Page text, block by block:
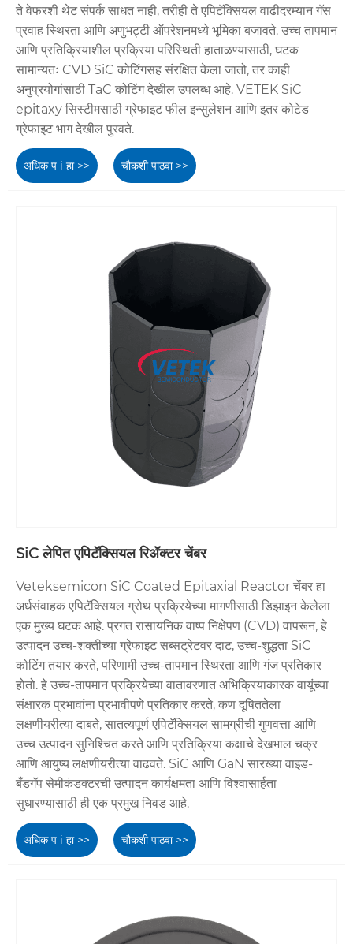
ते वेफरशी थेट संपर्क साधत नाही, तरीही ते एपिटॅक्सियल वाढीदरम्यान गॅस
प्रवाह स्थिरता आणि अणुभट्टी ऑपरेशनमध्ये भूमिका बजावते. उच्च तापमान
आणि प्रतिक्रियाशील प्रक्रिया परिस्थिती हाताळण्यासाठी, घटक
सामान्यतः CVD SiC कोटिंगसह संरक्षित केला जातो, तर काही
अनुप्रयोगांसाठी TaC कोटिंग देखील उपलब्ध आहे. VETEK SiC
epitaxy सिस्टीमसाठी ग्रेफाइट फील इन्सुलेशन आणि इतर कोटेड
ग्रेफाइट भाग देखील पुरवते.
अधिक प i हा >> चौकशी पाठवा >>
SiC लेपित एपिटॅक्सियल रिॲक्टर चेंबर
Veteksemicon SiC Coated Epitaxial Reactor चेंबर हा
अर्धसंवाहक एपिटॅक्सियल ग्रोथ प्रक्रियेच्या मागणीसाठी डिझाइन केलेला
एक मुख्य घटक आहे. प्रगत रासायनिक वाष्प निक्षेपण (CVD) वापरून, हे
उत्पादन उच्च-शक्तीच्या ग्रेफाइट सब्सट्रेटवर दाट, उच्च-शुद्धता SiC
कोटिंग तयार करते, परिणामी उच्च-तापमान स्थिरता आणि गंज प्रतिकार
होतो. हे उच्च-तापमान प्रक्रियेच्या वातावरणात अभिक्रियाकारक वायूंच्या
संक्षारक प्रभावांना प्रभावीपणे प्रतिकार करते, कण दूषिततेला
लक्षणीयरीत्या दाबते, सातत्यपूर्ण एपिटॅक्सियल सामग्रीची गुणवत्ता आणि
उच्च उत्पादन सुनिश्चित करते आणि प्रतिक्रिया कक्षाचे देखभाल चक्र
आणि आयुष्य लक्षणीयरीत्या वाढवते. SiC आणि GaN सारख्या वाइड-
बँडगॅप सेमीकंडक्टरची उत्पादन कार्यक्षमता आणि विश्वासार्हता
सुधारण्यासाठी ही एक प्रमुख निवड आहे.
अधिक प i हा >> चौकशी पाठवा >>